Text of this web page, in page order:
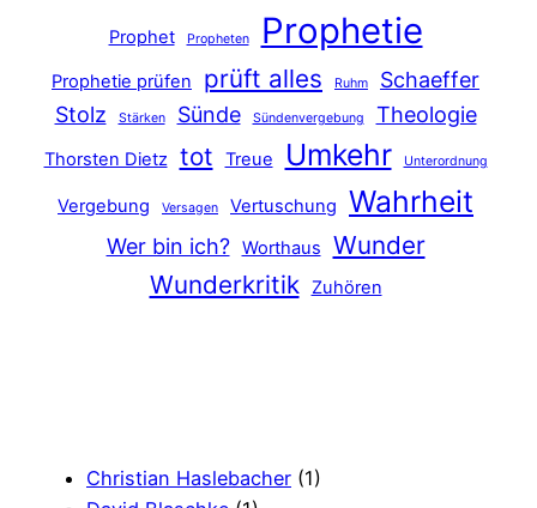
Prophet Propheten Prophetie
Prophetie prüfen prüft alles Ruhm
Schaeffer
Stolz
Stärken Sünde Sündenvergebung Theologie
Thorsten Dietz tot Treue Umkehr Unterordnung
Vergebung Versagen Vertuschung Wahrheit
Wer bin ich? Worthaus
Wunder
Wunderkritik
Zuhören
Christian Haslebacher (1)